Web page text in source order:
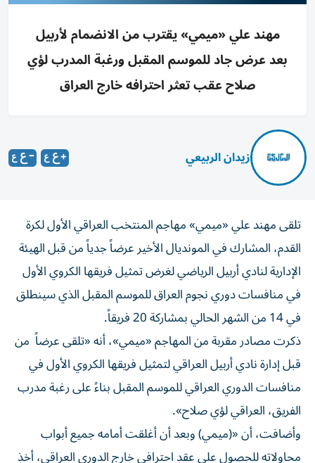
مهند علي «ميمي» يقترب من الانضمام لأربيل
بعد عرض جاد للموسم المقبل ورغبة المدرب لؤي
صلاح عقب تعثر احترافه خارج العراق
زيدان الربيعي
تلقى مهند علي «ميمي» مهاجم المنتخب العراقي الأول لكرة
القدم، المشارك في المونديال الأخير عرضاً جدياً من قبل الهيئة
الإدارية لنادي أربيل الرياضي لغرض تمثيل فريقها الكروي الأول
في منافسات دوري نجوم العراق للموسم المقبل الذي سينطلق
في 14 من الشهر الحالي بمشاركة 20 فريقاً.
ذكرت مصادر مقربة من المهاجم «ميمي»، أنه «تلقى عرضاً من
قبل إدارة نادي أربيل العراقي لتمثيل فريقها الكروي الأول في
منافسات الدوري العراقي للموسم المقبل بناءً على رغبة مدرب
الفريق، العراقي لؤي صلاح».
وأضافت، أن «(ميمي) وبعد أن أغلقت أمامه جميع أبواب
محاولاته للحصول على عقد احترافي خارج الدوري العراقي، أخذ